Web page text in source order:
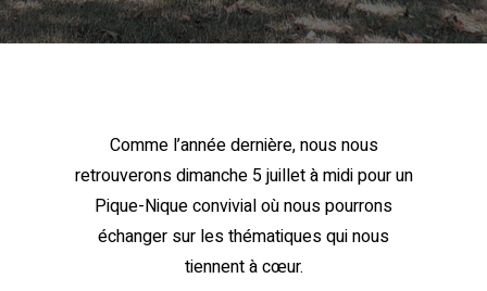
Comme l’année dernière, nous nous
retrouverons dimanche 5 juillet à midi pour un
Pique-Nique convivial où nous pourrons
échanger sur les thématiques qui nous
tiennent à cœur.